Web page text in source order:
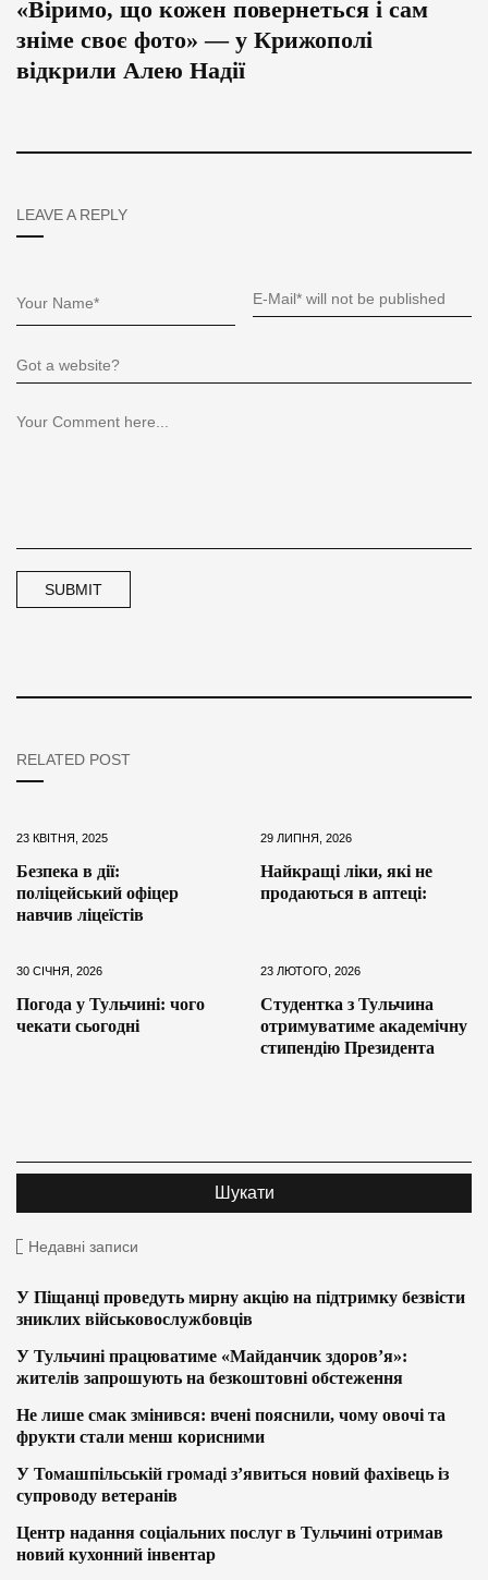
«Віримо, що кожен повернеться і сам
зніме своє фото» — у Крижополі
відкрили Алею Надії
LEAVE A REPLY
RELATED POST
23 КВІТНЯ, 2025
Безпека в дії:
поліцейський офіцер
навчив ліцеїстів
29 ЛИПНЯ, 2026
Найкращі ліки, які не
продаються в аптеці:
30 СІЧНЯ, 2026
Погода у Тульчині: чого
чекати сьогодні
23 ЛЮТОГО, 2026
Студентка з Тульчина
отримуватиме академічну
стипендію Президента
Недавні записи
У Піщанці проведуть мирну акцію на підтримку безвісти
зниклих військовослужбовців
У Тульчині працюватиме «Майданчик здоров’я»:
жителів запрошують на безкоштовні обстеження
Не лише смак змінився: вчені пояснили, чому овочі та
фрукти стали менш корисними
У Томашпільській громаді з’явиться новий фахівець із
супроводу ветеранів
Центр надання соціальних послуг в Тульчині отримав
новий кухонний інвентар